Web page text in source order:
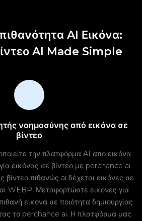
AI Εικόνα:
AI Made Simple
νοημοσύνης από εικόνα σε
βίντεο
την πλατφόρμα AI από εικόνα
εικόνας σε βίντεο με perchance ai.
βίντεο πιθανώς ai δέχεται εικόνες σε
WEBP. Μεταφορτώστε εικόνες για
εικόνα σε ποιότητα δημιουργίας
το perchance ai. Η πλατφόρμα μας